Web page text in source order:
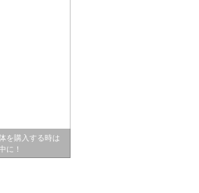
を購入する時は
に！